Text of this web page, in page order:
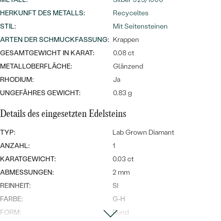
Wave Kollektion
ANSEHEN
MASSGEFERTIGTER
DIAMANTEN
Ohrrinnge
Personalisierte
Halsketten
ANSEHEN
Meistverkaufte
Ringe
ANSEHEN
HERKUNFT DES METALLS:
Recyceltes
STIL:
Mit Seitensteinen
ARTEN DER SCHMUCKFASSUNG: Krappen
GESAMTGEWICHT IN KARAT:
0.08 ct
METALLOBERFLÄCHE:
Glänzend
RHODIUM:
Ja
UNGEFÄHRES GEWICHT:
0.83 g
Details des eingesetzten Edelsteins
TYP:
Lab Grown Diamant
ANZAHL:
1
KARATGEWICHT:
0.03 ct
ABMESSUNGEN:
2 mm
REINHEIT:
SI
FARBE:
G-H
FORM:
Rund